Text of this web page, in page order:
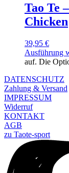
Tao Te
Chicken
39,95 €
Ausführung
auf. Die
DATENSCHUTZ
Zahlung & Versand
IMPRESSUM
Widerruf
KONTAKT
AGB
zu Taote-sport